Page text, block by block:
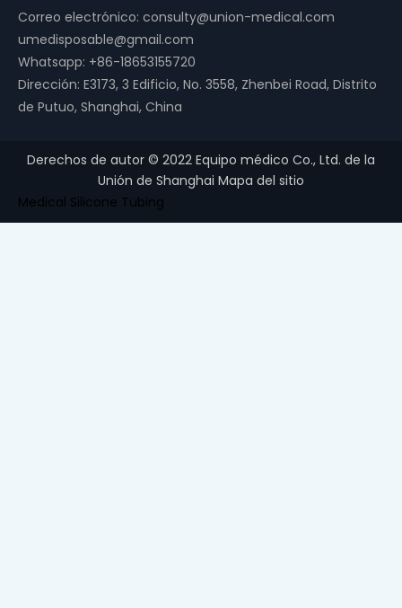
Correo electrónico: consulty@union-medical.com
umedisposable@gmail.com
Whatsapp: +86-18653155720
Dirección: E3173, 3 Edificio, No. 3558, Zhenbei Road, Distrito
de Putuo, Shanghai, China
Derechos de autor © 2022 Equipo médico Co., Ltd. de la
Unión de Shanghai Mapa del sitio
Medical Silicone Tubing